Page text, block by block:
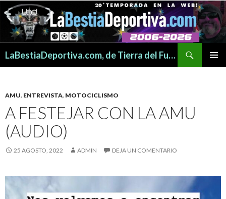
LaBestiaDeportiva.com, de Tierra del Fuego para todo el mundo
AMU, ENTREVISTA, MOTOCICLISMO
A FESTEJAR CON LA AMU
(AUDIO)
25 AGOSTO, 2022 ADMIN DEJA UN COMENTARIO